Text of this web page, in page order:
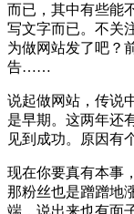
而已，其中有些能
写文字而已。不关
为做网站发了吧？
告……
说起做网站，传说
是早期。这两年还
见到成功。原因有
现在你要真有本事
那粉丝也是蹭蹭地
端，说出来也有面